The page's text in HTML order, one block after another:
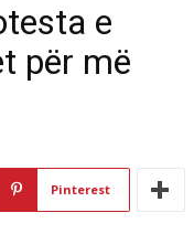
e
për më
Pinterest